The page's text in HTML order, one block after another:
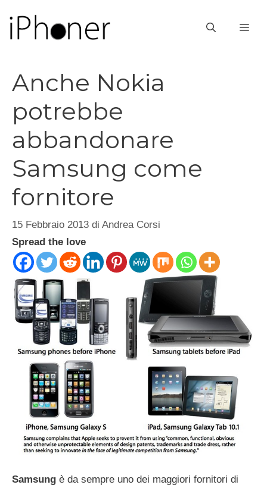
contenuto
Anche Nokia
potrebbe
abbandonare
Samsung come
fornitore
15 Febbraio 2013 di Andrea Corsi
Spread the love
Samsung è da sempre uno dei maggiori fornitori di